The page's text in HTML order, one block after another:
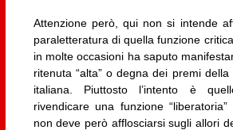
Attenzione però, qui non si intende
paraletteratura di quella funzione
in molte occasioni ha saputo
ritenuta “alta” o degna dei premi
italiana. Piuttosto l’intento è
rivendicare una funzione
non deve però afflosciarsi sugli allori